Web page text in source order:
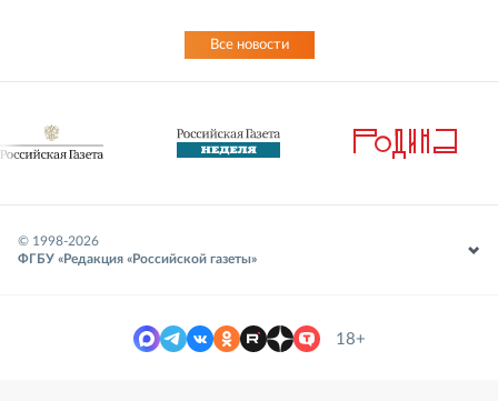
Все новости
© 1998-2026
ФГБУ «Редакция «Российской газеты»
18+